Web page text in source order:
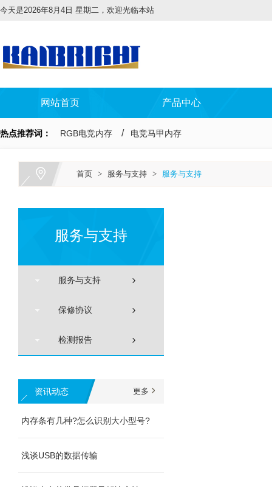
今天是2026年8月4日 星期二，欢迎光临本站
网站首页 产品中心
热点推荐词： RGB电竞内存 电竞马甲内存
首页 > 服务与支持 > 服务与支持
服务与支持
服务与支持
保修协议
检测报告
更多
资讯动态
内存条有几种?怎么识别大小型号?
浅谈USB的数据传输